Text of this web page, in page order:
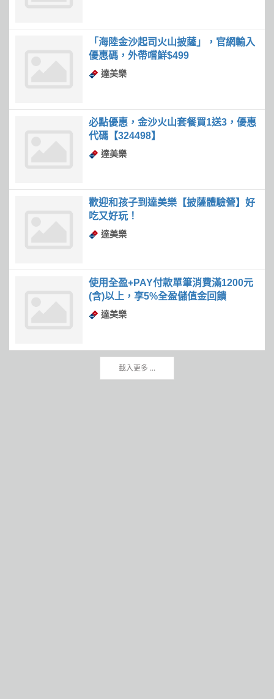
「海陸金沙起司火山披薩」，官網輸入
優惠碼，外帶嚐鮮$499
達美樂
必點優惠，金沙火山套餐買1送3，優惠
代碼【324498】
達美樂
歡迎和孩子到達美樂【披薩體驗營】好
吃又好玩！
達美樂
使用全盈+PAY付款單筆消費滿1200元
(含)以上，享5%全盈儲值金回饋
達美樂
載入更多 ...